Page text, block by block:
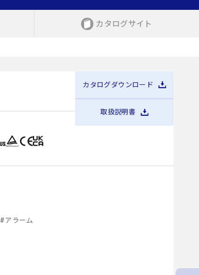
カタログサイト
SFCS15 SFCS30
アラーム
カタログダウンロード
取扱説明書